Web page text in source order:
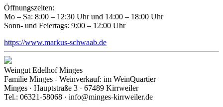
Öffnungszeiten:
Mo – Sa: 8:00 – 12:30 Uhr und 14:00 – 18:00 Uhr
Sonn- und Feiertags: 9:00 – 12:00 Uhr
https://www.markus-schwaab.de
Weingut Edelhof Minges
Familie Minges - Weinverkauf: im WeinQuartier
Minges · Hauptstraße 3 · 67489 Kirrweiler
Tel.: 06321-58068 · info@minges-kirrweiler.de